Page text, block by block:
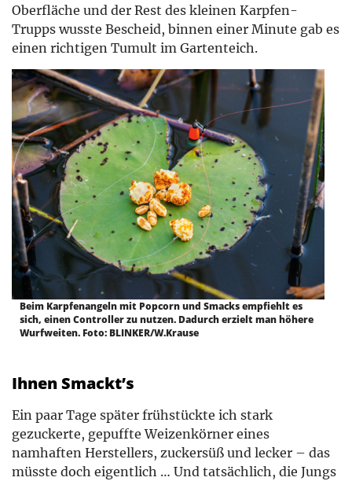
Oberfläche und der Rest des kleinen Karpfen-
Trupps wusste Bescheid, binnen einer Minute gab es
einen richtigen Tumult im Gartenteich.
Beim Karpfenangeln mit Popcorn und Smacks empfiehlt es
sich, einen Controller zu nutzen. Dadurch erzielt man höhere
Wurfweiten. Foto: BLINKER/W.Krause
Ihnen Smackt’s
Ein paar Tage später frühstückte ich stark
gezuckerte, gepuffte Weizenkörner eines
namhaften Herstellers, zuckersüß und lecker – das
müsste doch eigentlich … Und tatsächlich, die Jungs